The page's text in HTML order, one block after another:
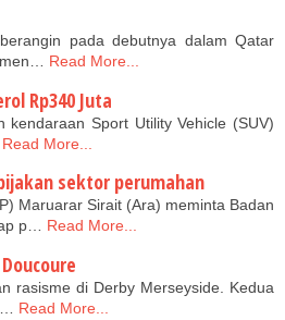
pada debutnya dalam Qatar
Read More...
Rp340 Juta
Sport Utility Vehicle (SUV)
Read More...
sektor perumahan
Maruarar Sirait (Ara) meminta Badan
p… Read More...
rasisme di Derby Merseyside. Kedua
Read More...